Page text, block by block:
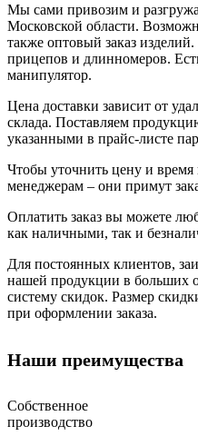
Мы сами привозим и
Московской области.
также оптовый заказ
прицепов и длинномеров.
манипулятор.
Цена доставки зависит от
склада. Поставляем
указанными в прайс-листе
Чтобы уточнить цену и
менеджерам – они примут
Оплатить заказ вы можете
как наличными, так и
Для постоянных клиентов,
нашей продукции в больших
систему скидок. Размер
при оформлении заказа.
Наши преимущества
Собственное
производство